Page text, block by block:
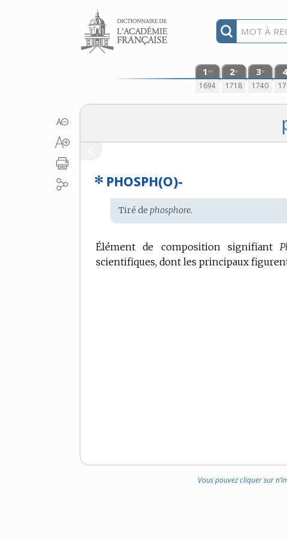
Aller au contenu
1 re
1694
2e
1718
3e
1740
4
✻ PHOSPH(O)-
Étymologie
:
Tiré dephosphore.
Élément de composition signifiant
scientifiques, dont les principaux
Vous pouvez cliquer sur